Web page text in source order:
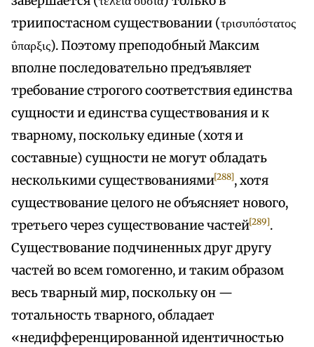
триипостасном существовании (τρισυπόστατος
ΰπαρξις). Поэтому преподобный Максим
вполне последовательно предъявляет
требование строгого соответствия единства
сущности и единства существования и к
тварному, поскольку единые (хотя и
составные) сущности не могут обладать
несколькими существованиями[288], хотя
существование целого не объясняет нового,
третьего через существование частей[289].
Существование подчиненных друг другу
частей во всем гомогенно, и таким образом
весь тварный мир, поскольку он —
тотальность тварного, обладает
«недифференцированной идентичностью